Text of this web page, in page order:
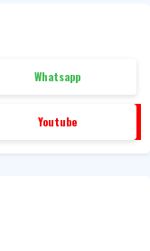
Whatsapp
Youtube